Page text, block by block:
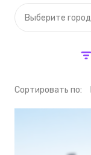
Выберите город
Cортировать по: